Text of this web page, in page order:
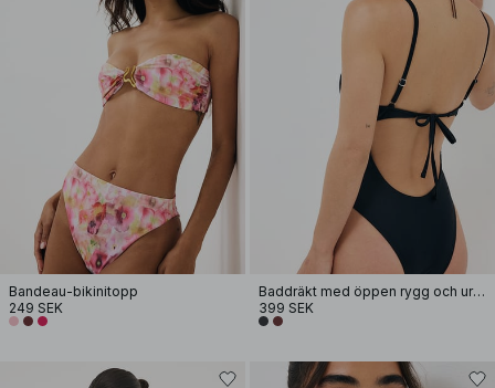
Bandeau-bikinitopp
249 SEK
Baddräkt med öppen rygg och urringning
399 SEK